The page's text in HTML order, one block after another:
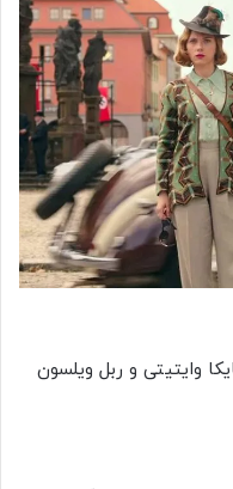
وایتیتی و ربل ویلسون